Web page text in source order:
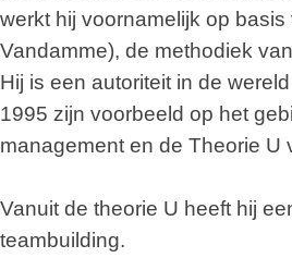
werkt hij voornamelijk op
Vandamme), de methodiek
Hij is een autoriteit in de
1995 zijn voorbeeld op het
management en de Theorie U
Vanuit de theorie U heeft hij
teambuilding.